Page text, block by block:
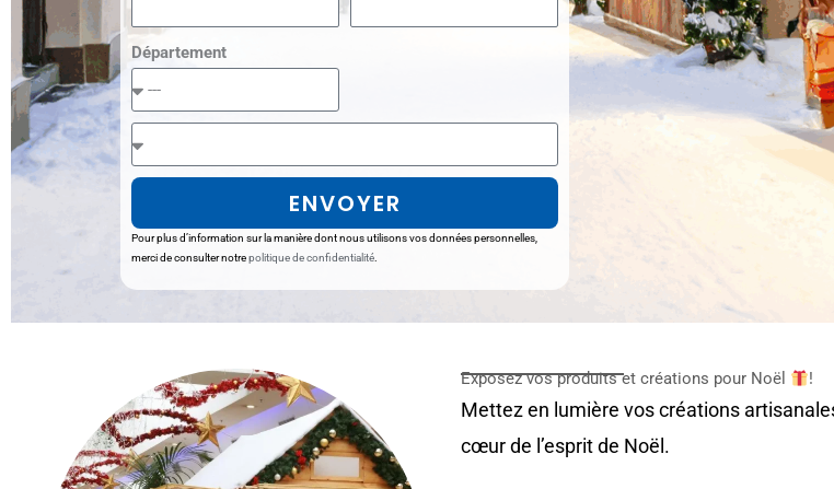
Département
ENVOYER
Pour plus d’information sur la manière dont nous utilisons vos données personnelles,
merci de consulter notrepolitique de confidentialité
Exposez vos produits et créations pour Noël !
Mettez en lumière vos créations
cœur de l’esprit de Noël.